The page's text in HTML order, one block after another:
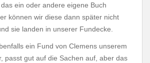
ein oder andere eigene Buch
können wir diese dann später nicht
sie landen in unserer Fundecke.
ein Fund von Clemens unserem
passt gut auf die Sachen auf, aber das